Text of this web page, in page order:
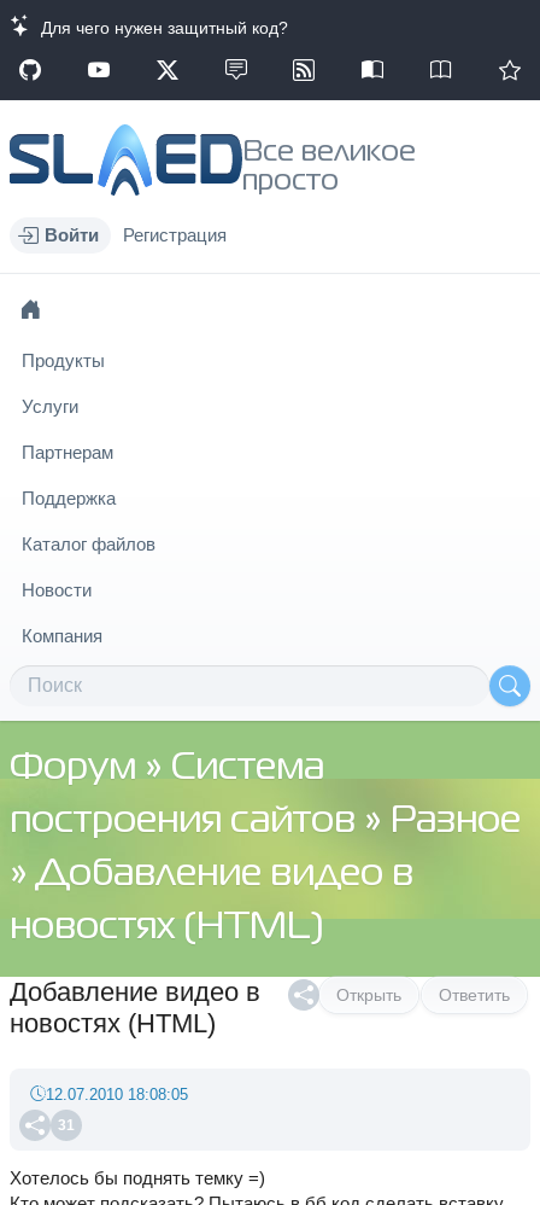
Для чего нужен защитный код?
Все великое
просто
Войти Регистрация
Продукты
Услуги
Партнерам
Поддержка
Каталог файлов
Новости
Компания
Форум » Система
построения сайтов » Разное
» Добавление видео в
новостях (HTML)
Открыть Ответить
Добавление видео в
новостях (HTML)
31
12.07.2010 18:08:05
Хотелось бы поднять темку =)